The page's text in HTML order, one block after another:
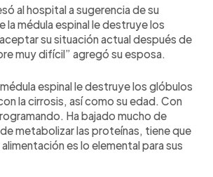
al hospital a sugerencia de su
la médula espinal le destruye los
su situación actual después de
muy difícil” agregó su esposa.
espinal le destruye los glóbulos
la cirrosis, así como su edad. Con
Ha bajado mucho de
metabolizar las proteínas, tiene que
es lo elemental para sus